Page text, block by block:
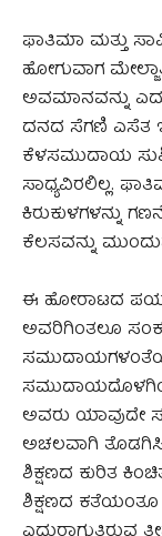
ಫಾತಿಮಾ ಮತ್ತು
ಹೋಗುವಾಗ
ಅವಮಾನವನ್ನು
ದನದ ಸೆಗಣಿ ಎಸೆತ
ಕೆಳಸಮುದಾಯ
ಸಾಧ್ಯವಿರಲಿಲ್ಲ.
ಕಿರುಕುಳಗಳನ್ನು
ಕೆಲಸವನ್ನು
ಈ ಹೋರಾಟದ
ಅವರಿಗಿಂತಲೂ
ಅವರು ಯಾವುದೇ
ಅಚಲವಾಗಿ ತೊಡಗಿಸಿ
ಶಿಕ್ಷಣದ ಕುರಿತ
ಶಿಕ್ಷಣದ